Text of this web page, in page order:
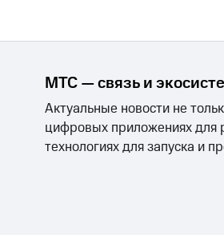
МТС — связь и
Актуальные новости не
цифровых приложениях для
технологиях для запуска и